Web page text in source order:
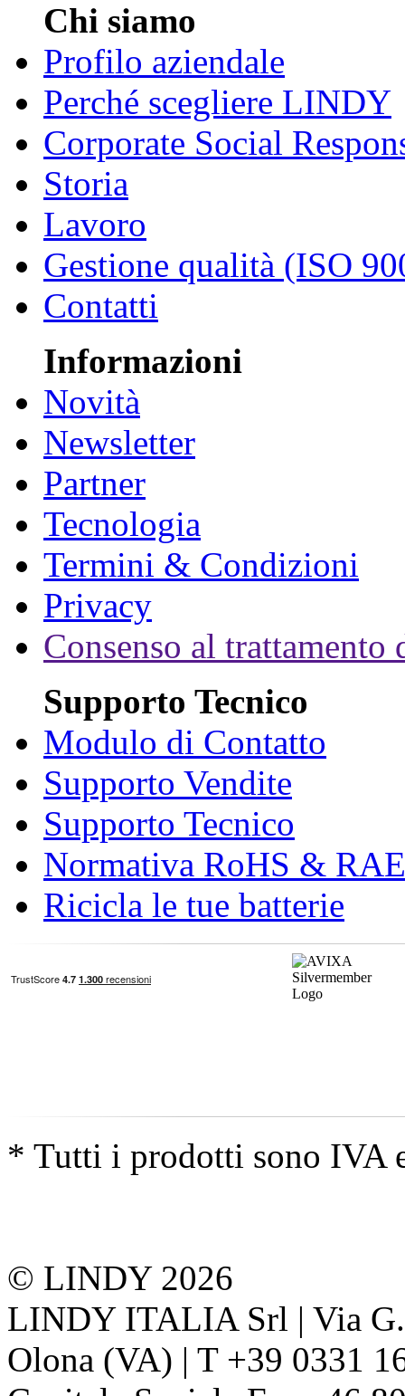
Chi siamo
Profilo aziendale
Perché scegliere LINDY
Corporate Social
Storia
Lavoro
Gestione qualità (ISO
Contatti
Informazioni
Novità
Newsletter
Partner
Tecnologia
Termini & Condizioni
Privacy
Consenso al trattamento
Supporto Tecnico
Modulo di Contatto
Supporto Vendite
Supporto Tecnico
Normativa RoHS &
Ricicla le tue batterie
* Tutti i prodotti sono IVA
© LINDY 2026
LINDY ITALIA Srl | Via
Olona (VA) | T +39 0331